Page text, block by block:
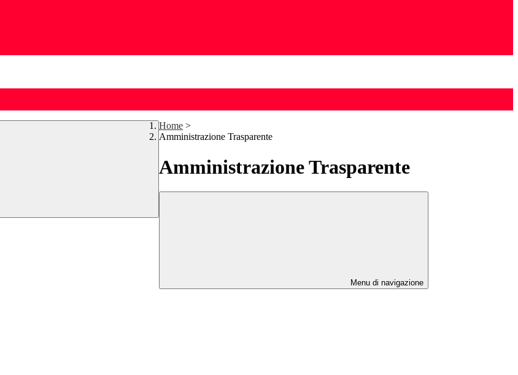
Home >
Amministrazione Trasparente
Amministrazione Trasparente
Menu di navigazione